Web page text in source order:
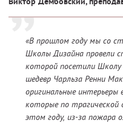
«В прошлом году мы со
Школы Дизайна провели
которой посетили
шедевр Чарльза Ренни
оригинальные интерьеры
которые по трагической
этом году, из-за пожара